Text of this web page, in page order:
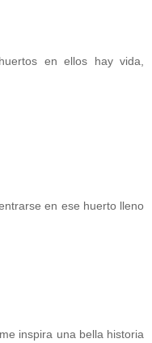
en ellos hay vida,
en ese huerto lleno
inspira una bella historia